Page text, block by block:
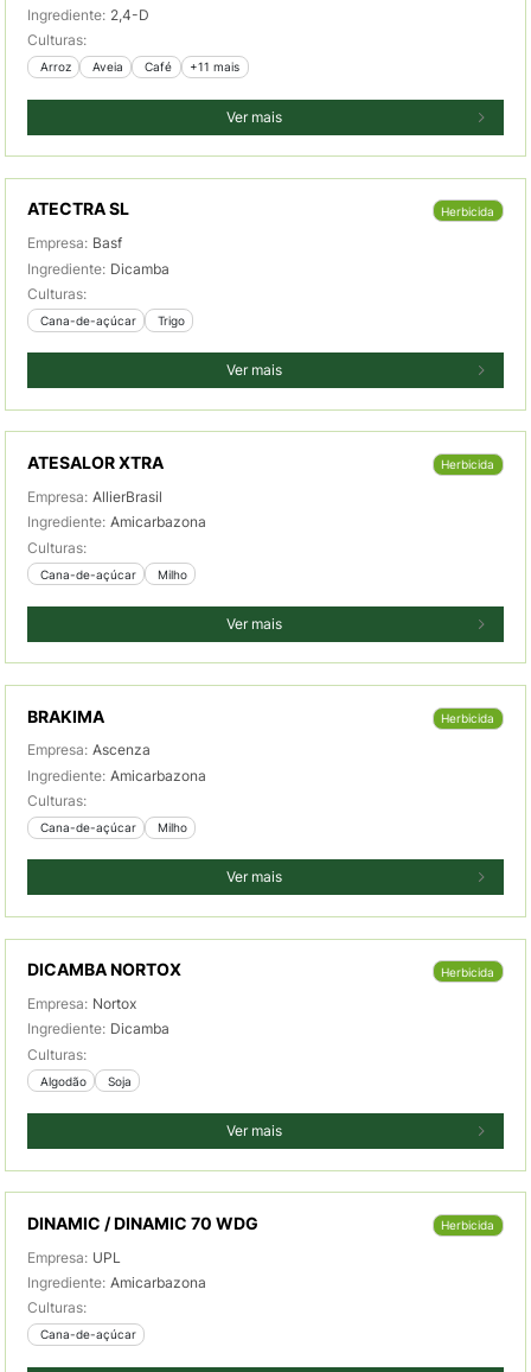
Ingrediente: 2,4-D
Culturas:
Arroz Aveia Café +11 mais
Ver mais
ATECTRA SL Herbicida
Empresa: Basf
Ingrediente: Dicamba
Culturas:
Cana-de-açúcar Trigo
Ver mais
ATESALOR XTRA Herbicida
Empresa: AllierBrasil
Ingrediente: Amicarbazona
Culturas:
Cana-de-açúcar Milho
Ver mais
BRAKIMA Herbicida
Empresa: Ascenza
Ingrediente: Amicarbazona
Culturas:
Cana-de-açúcar Milho
Ver mais
DICAMBA NORTOX Herbicida
Empresa: Nortox
Ingrediente: Dicamba
Culturas:
Algodão Soja
Ver mais
DINAMIC / DINAMIC 70 WDG Herbicida
Empresa: UPL
Ingrediente: Amicarbazona
Culturas:
Cana-de-açúcar